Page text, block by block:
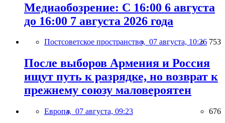
Медиаобозрение: С 16:00 6 августа
до 16:00 7 августа 2026 года
Постсоветское пространство, 07 августа, 10:26 753
После выборов Армения и Россия
ищут путь к разрядке, но возврат к
прежнему союзу маловероятен
Европа, 07 августа, 09:23 676